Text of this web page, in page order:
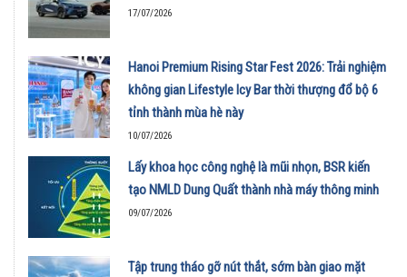
17/07/2026
Hanoi Premium Rising Star Fest 2026: Trải nghiệm
không gian Lifestyle Icy Bar thời thượng đổ bộ 6
tỉnh thành mùa hè này
10/07/2026
Lấy khoa học công nghệ là mũi nhọn, BSR kiến
tạo NMLD Dung Quất thành nhà máy thông minh
09/07/2026
Tập trung tháo gỡ nút thắt, sớm bàn giao mặt